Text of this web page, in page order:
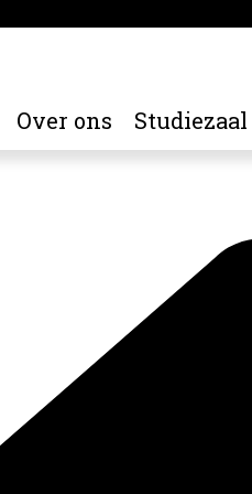
Over ons Studiezaal